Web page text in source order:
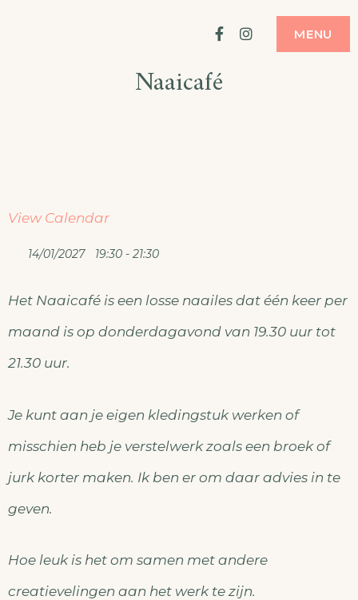
FacebookInstagram
MENU
Naaicafé
View Calendar
14/01/2027 19:30 - 21:30
Het Naaicafé is een losse naailes dat één keer per
maand is op donderdagavond van 19.30 uur tot
21.30 uur.
Je kunt aan je eigen kledingstuk werken of
misschien heb je verstelwerk zoals een broek of
jurk korter maken. Ik ben er om daar advies in te
geven.
Hoe leuk is het om samen met andere
creatievelingen aan het werk te zijn.